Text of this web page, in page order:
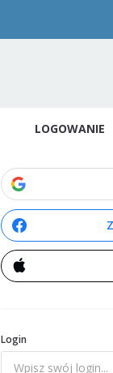
LOGOWANIE
Login